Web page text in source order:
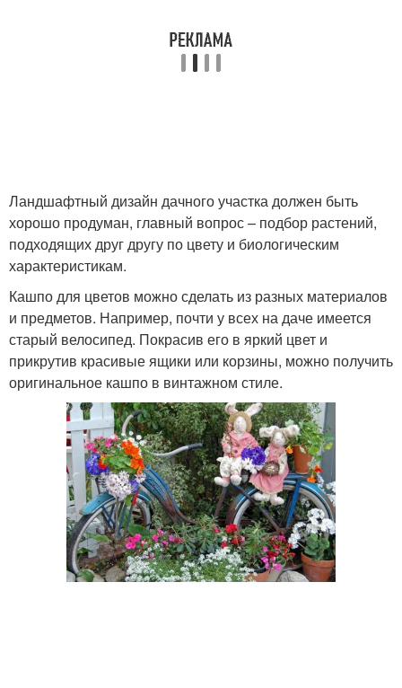
Ландшафтный дизайн дачного участка должен быть
хорошо продуман, главный вопрос – подбор растений,
подходящих друг другу по цвету и биологическим
характеристикам.
Кашпо для цветов можно сделать из разных материалов
и предметов. Например, почти у всех на даче имеется
старый велосипед. Покрасив его в яркий цвет и
прикрутив красивые ящики или корзины, можно получить
оригинальное кашпо в винтажном стиле.